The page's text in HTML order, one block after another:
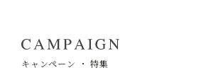
キャンペーン ・ 特集